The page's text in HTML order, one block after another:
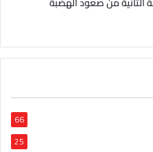
66
25